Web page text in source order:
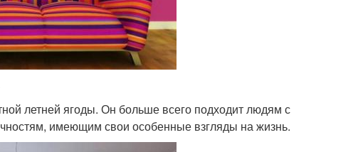
летней ягоды. Он больше всего подходит людям с
имеющим свои особенные взгляды на жизнь.